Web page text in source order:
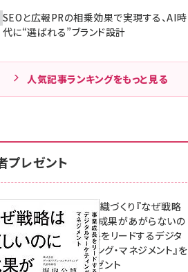
SEOと広報PRの相乗効果で実現する、AI時
代に“選ばれる”ブランド設計
人気記事ランキングをもっと見る
プレゼント
成果を生む組織づくり『なぜ戦略
は正しいのに成果があがらないの
か？ 事業成長をリードするデジタ
ルマーケティング・マネジメント』を
3名様にプレゼント